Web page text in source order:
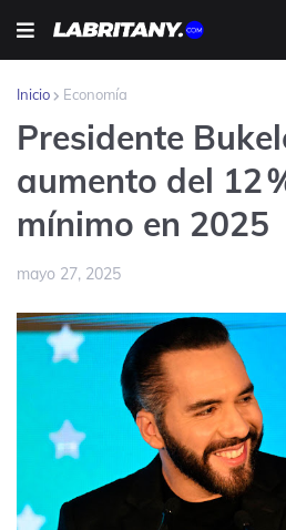
Inicio Economía
Presidente
aumento del 12
mínimo en 2025
mayo 27, 2025